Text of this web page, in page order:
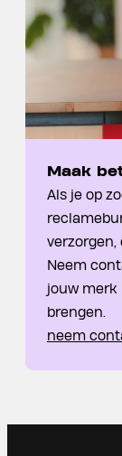
Maak
Als je op
verzorgen,
Neem
jouw merk
brengen.
neem